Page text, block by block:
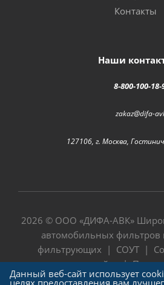
Контакты
Наши
8-800-100-18-
zakaz@difa-
127106, г. Москва,
2026 © ООО «ДИФА-АВК»
автомобильных фильтров
фильтрующих | СОУТ |
использовании сайта|
обработки
Данный веб-сайт использует
целях предоставления вам